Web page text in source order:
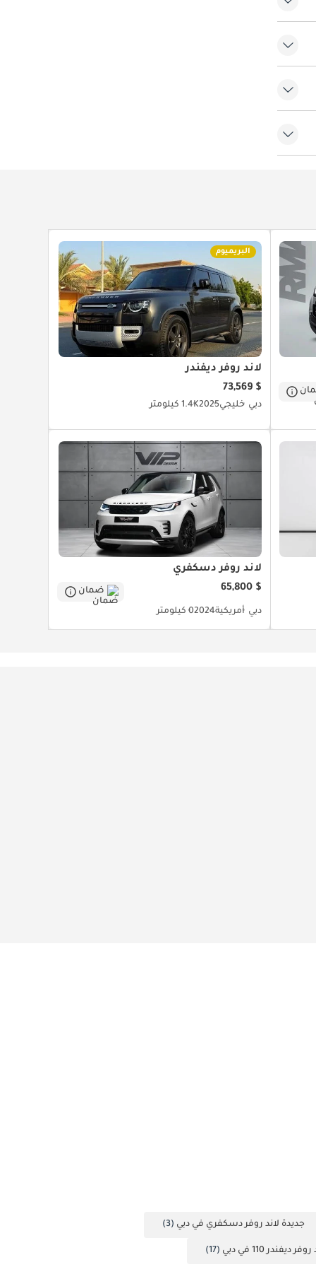
البريميوم
لاند روفر ديفندر
$ 73,569
دبي خليجي20251.4K كيلومتر
لاند روفر دسكفري
$ 65,800
ضمان
دبي أمريكية20240 كيلومتر
جديدة لاند روفر دسكفري في دبي (3)
ديفندر 110 في دبي (17)